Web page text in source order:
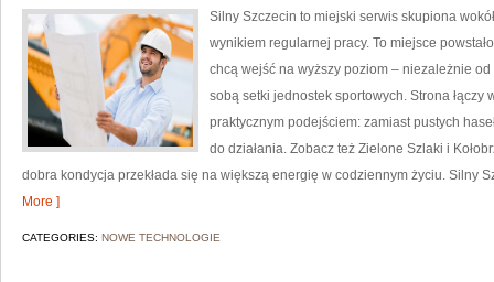
Silny Szczecin to miejski serwis skupiona
wynikiem regularnej pracy. To miejsce
chcą wejść na wyższy poziom – niezależnie
sobą setki jednostek sportowych. Strona łączy
praktycznym podejściem: zamiast pustych
do działania. Zobacz też Zielone Szlaki i
dobra kondycja przekłada się na większą energię w codziennym życiu. Silny
More ]
CATEGORIES: NOWE TECHNOLOGIE